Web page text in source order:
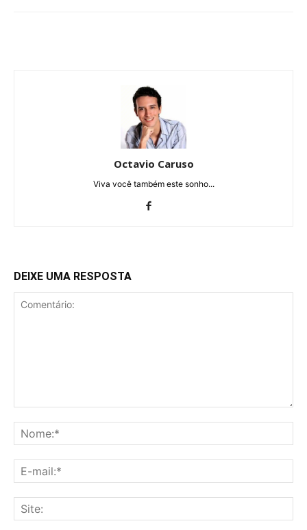
Octavio Caruso
Viva você também este sonho...
DEIXE UMA RESPOSTA